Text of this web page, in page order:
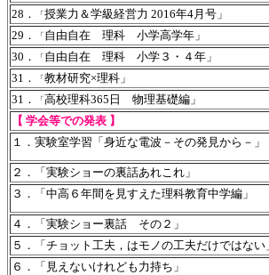
28． 「 授業力＆学級経営力 2016年4月号」
29． 「 自由自在 理科 小学高学年 」
30． 「 自由自在 理科 小学３・４年 」
31． 「 教材研究×理科」
31． 「 高校理科365日 物理基礎編」
【 学会等での発表 】
１．実験室学習「身近な電波－その発見から－」
２．「実験ショーの裏話あれこれ」
３．「中高６年間を見すえた理科教育中学編」
４．「実験ショー裏話 その２」
５．「チョット工夫，はモノの工夫だけではな
６．「見えないけれども力持ち」